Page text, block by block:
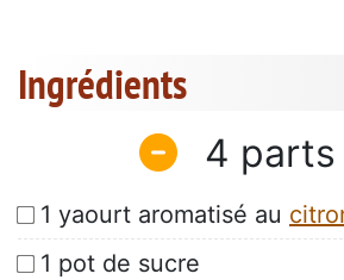
Ingrédients
4
1 yaourt aromatisé au
1 pot de sucre